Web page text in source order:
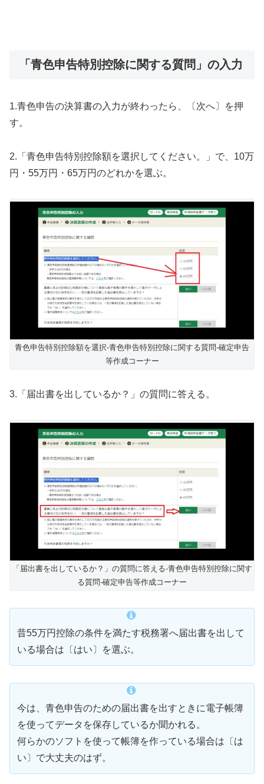
「青色申告特別控除に関する質問」の入力
1.青色申告の決算書の入力が終わったら、〔次へ〕を押
す。
2.「青色申告特別控除額を選択してください。」で、10万
円・55万円・65万円のどれかを選ぶ。
青色申告特別控除額を選択-青色申告特別控除に関する質問-確定申告
等作成コーナー
3.「届出書を出しているか？」の質問に答える。
「届出書を出しているか？」の質問に答える-青色申告特別控除に関す
る質問-確定申告等作成コーナー
昔55万円控除の条件を満たす税務署へ届出書を出して
いる場合は〔はい〕を選ぶ。
今は、青色申告のための届出書を出すときに電子帳簿
を使ってデータを保存しているか聞かれる。
何らかのソフトを使って帳簿を作っている場合は〔は
い〕で大丈夫のはず。